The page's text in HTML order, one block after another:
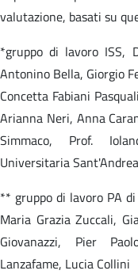
valutazione, basati su
*gruppo di lavoro ISS,
Antonino Bella, Giorgio
Concetta Fabiani
Arianna Neri, Anna
Simmaco, Prof.
Universitaria
** gruppo di lavoro PA
Maria Grazia Zuccali,
Giovanazzi, Pier
Lanzafame, Lucia Collini